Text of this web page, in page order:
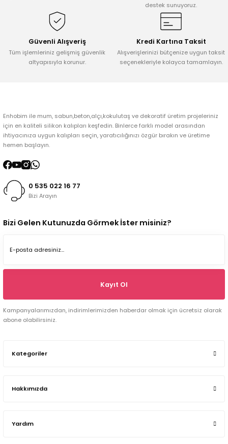
Ürün fiyatı diğer sitelerden daha pahalı.
Bu ürüne benzer farklı alternatifler olmalı.
destek sunuyoruz.
Güvenli Alışveriş
Tüm işlemleriniz gelişmiş güvenlik
altyapısıyla korunur.
Kredi Kartına Taksit
Alışverişlerinizi bütçenize uygun taksit
seçenekleriyle kolayca tamamlayın.
Enhobim ile mum, sabun,beton,alçı,kokulutaş ve dekoratif üretim projeleriniz
için en kaliteli silikon kalıpları keşfedin. Binlerce farklı model arasından
ihtiyacınıza uygun kalıpları seçin, yaratıcılığınızı özgür bırakın ve üretime
hemen başlayın.
0 535 022 16 77
Bizi Arayın
Kategoriler
Hakkımızda
Yardım
Bizi Gelen Kutunuzda Görmek İster misiniz?
Kayıt Ol
Kampanyalarımızdan, indirimlerimizden haberdar olmak için ücretsiz olarak
abone olabilirsiniz.